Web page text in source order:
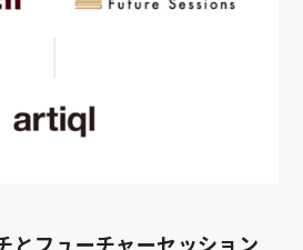
とフューチャーセッション